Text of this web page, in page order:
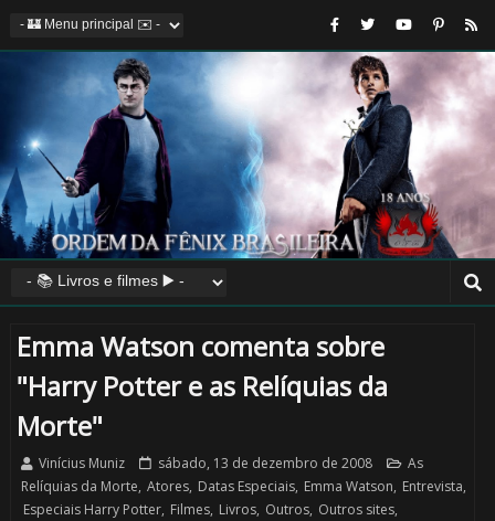
Emma Watson comenta sobre
"Harry Potter e as Relíquias da
Morte"
Vinícius Muniz sábado, 13 de dezembro de 2008
As
Relíquias da Morte, Atores, Datas Especiais, Emma Watson, Entrevista,
Especiais Harry Potter, Filmes, Livros, Outros, Outros sites,